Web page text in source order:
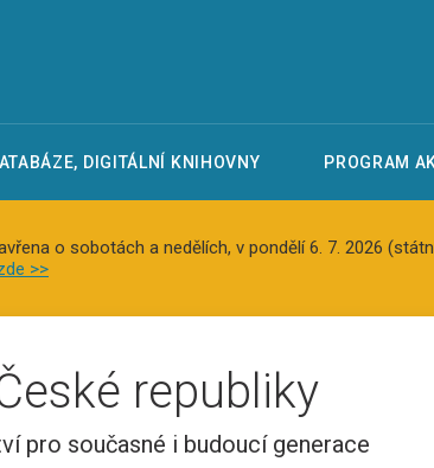
DIGITÁLNÍ KNIHOVNY PROGRAM
o sobotách a nedělích, v pondělí 6. 7. 2026
>>
republiky
pro současné i budoucí generace